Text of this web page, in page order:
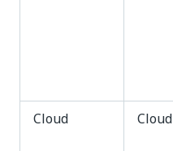
Cloud Cloud